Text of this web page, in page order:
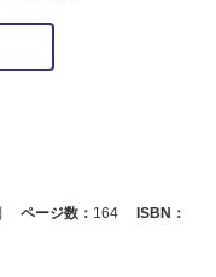
ページ数： 164
ISBN：